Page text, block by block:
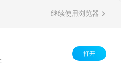
继续使用浏览器
打开